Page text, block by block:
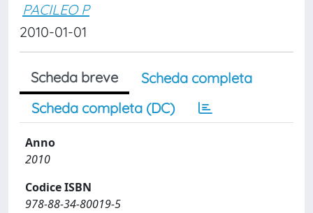
PACILEO P
2010-01-01
Scheda breve
Scheda completa
Scheda completa (DC)
Anno
2010
Codice ISBN
978-88-34-80019-5